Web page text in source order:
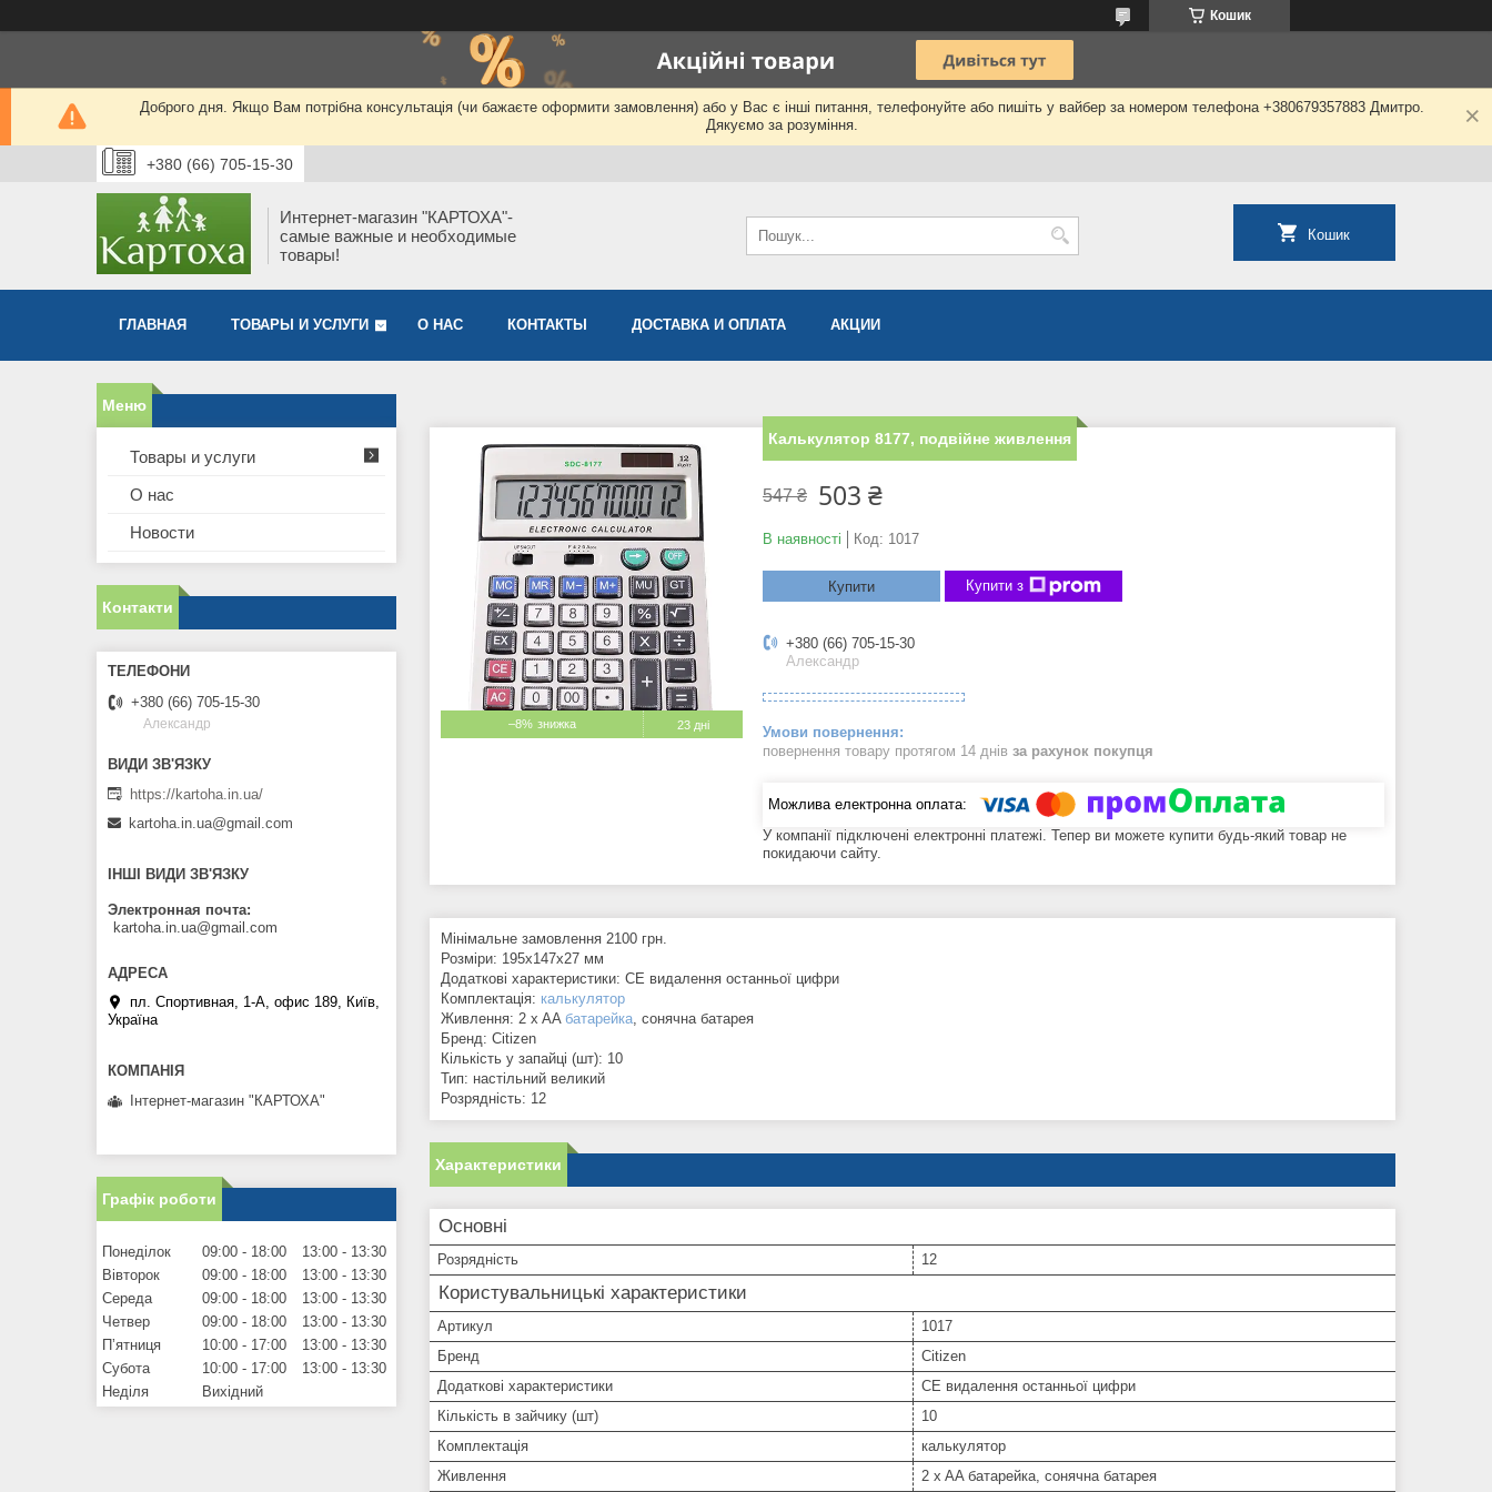
Кошик
Доброго дня. Якщо Вам потрібна консультація (чи бажаєте оформити замовлення) або у Вас є інші питання, телефонуйте або пишіть у вайбер за номером телефона +380679357883 Дмитро.
Дякуємо за розуміння.
+380 (66) 705-15-30
Интернет-магазин "КАРТОХА"-
самые важные и необходимые
товары!
Кошик
ГЛАВНАЯ ТОВАРЫ И УСЛУГИ О НАС КОНТАКТЫ ДОСТАВКА И ОПЛАТА АКЦИИ
–8% 23 дні
Калькулятор 8177, подвійне живлення
547 ₴ 503 ₴
В наявності Код: 1017
Купити Купити з
+380 (66) 705-15-30
Александр
повернення товару протягом 14 днів за рахунок покупця
У компанії підключені електронні платежі. Тепер ви можете купити будь-який товар не
покидаючи сайту.
Мінімальне замовлення 2100 грн.
Розміри: 195x147x27 мм
Додаткові характеристики: CE видалення останньої цифри
Комплектація: калькулятор
Живлення: 2 x AA батарейка , сонячна батарея
Бренд: Citizen
Кількість у запайці (шт): 10
Тип: настільний великий
Розрядність: 12
Характеристики
Основні
Розрядність 12
Користувальницькі характеристики
Артикул
1017
Бренд
Citizen
Додаткові характеристики
CE видалення останньої цифри
Кількість в зайчику (шт)
10
Комплектація
калькулятор
Живлення
2 x AA батарейка, сонячна батарея
Товары и услуги
О нас
Новости
Контакти
+380 (66) 705-15-30
Александр
https://kartoha.in.ua/
kartoha.in.ua@gmail.com
ІНШІ ВИДИ ЗВ'ЯЗКУ
Электронная почта
kartoha.in.ua@gmail.com
пл. Спортивная, 1-А, офис 189, Київ,
Україна
Інтернет-магазин "КАРТОХА"
Графік роботи
Понеділок 09:00 18:00 13:00
13:30
Вівторок
09:00 18:00 13:00
13:30
Середа
09:00 18:00 13:00
13:30
Четвер
09:00 18:00 13:00
13:30
Пʼятниця
10:00 17:00 13:00
13:30
Субота
10:00 17:00 13:00
13:30
Неділя
Вихідний